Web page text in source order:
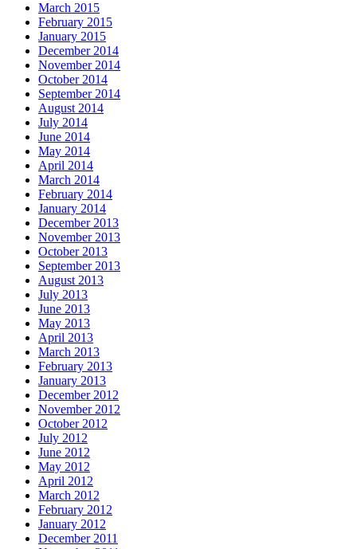
March 2015
February 2015
January 2015
December 2014
November 2014
October 2014
September 2014
August 2014
July 2014
June 2014
May 2014
April 2014
March 2014
February 2014
January 2014
December 2013
November 2013
October 2013
September 2013
August 2013
July 2013
June 2013
May 2013
April 2013
March 2013
February 2013
January 2013
December 2012
November 2012
October 2012
July 2012
June 2012
May 2012
April 2012
March 2012
February 2012
January 2012
December 2011